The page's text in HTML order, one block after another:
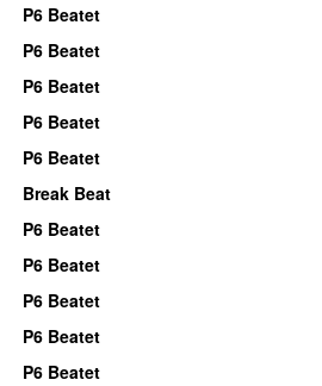
P6 Beatet
P6 Beatet
P6 Beatet
P6 Beatet
P6 Beatet
Break Beat
P6 Beatet
P6 Beatet
P6 Beatet
P6 Beatet
P6 Beatet